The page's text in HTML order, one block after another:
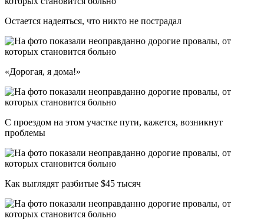
Остается надеяться, что никто не пострадал
«Дорогая, я дома!»
С проездом на этом участке пути, кажется, возникнут
проблемы
Как выглядят разбитые $45 тысяч